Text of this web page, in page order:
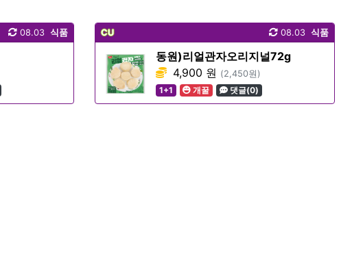
식품
08.03 CU 식품
08.03
동원)리얼관자오리지널72g
4,900 원 (2,450원)
1+1
개꿀 댓글(0)